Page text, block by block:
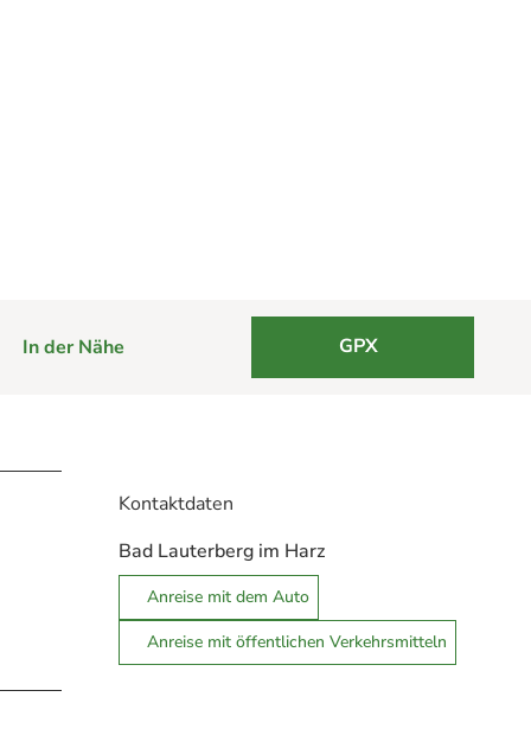
In der Nähe GPX
Kontaktdaten
Bad Lauterberg im Harz
Anreise mit dem Auto
Anreise mit öffentlichen Verkehrsmitteln